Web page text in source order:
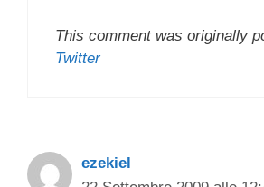
This comment was originally
Twitter
ezekiel